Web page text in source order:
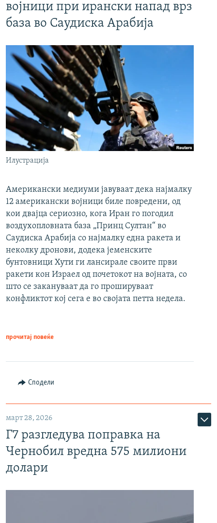
војници при ирански напад врз
база во Саудиска Арабија
Илустрација
Американски медиуми јавуваат дека најмалку
12 американски војници биле повредени, од
кои двајца сериозно, кога Иран го погодил
воздухопловната база „Принц Султан“ во
Саудиска Арабија со најмалку една ракета и
неколку дронови, додека јеменските
бунтовници Хути ги лансирале своите први
ракети кон Израел од почетокот на војната, со
што се закануваат да го прошируваат
конфликтот кој сега е во својата петта недела.
прочитај повеќе
Сподели
март 28, 2026
Г7 разгледува поправка на
Чернобил вредна 575 милиони
долари